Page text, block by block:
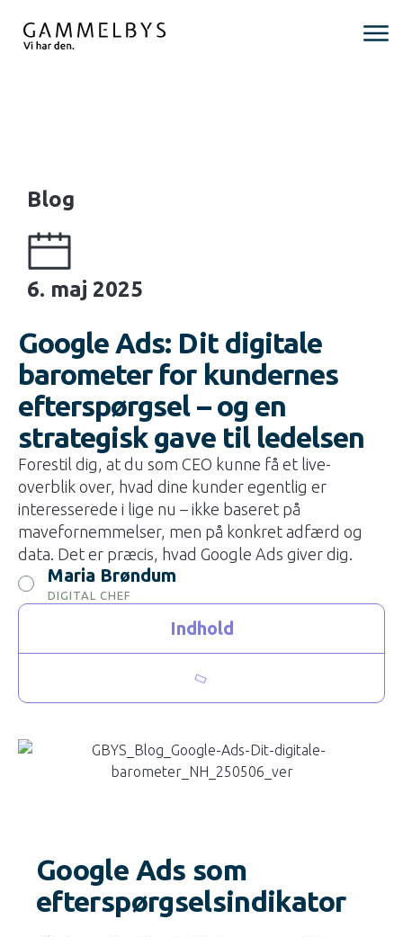
Blog
6. maj 2025
Google Ads: Dit digitale
barometer for kundernes
efterspørgsel – og en
strategisk gave til ledelsen
Forestil dig, at du som CEO kunne få et live-
overblik over, hvad dine kunder egentlig er
interesserede i lige nu – ikke baseret på
mavefornemmelser, men på konkret adfærd og
data. Det er præcis, hvad Google Ads giver dig.
Maria Brøndum
DIGITAL CHEF
Indhold
Google Ads som
efterspørgselsindikator